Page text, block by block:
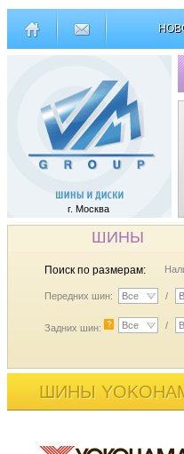
г. Москва
ШИНЫ
Поиск по размерам:
Передних шин: Все /
Задних шин: ? Все /
ШИНЫ